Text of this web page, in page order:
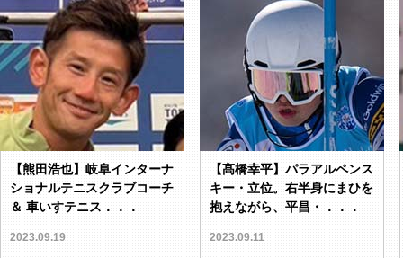
【熊田浩也】岐阜インターナ
ショナルテニスクラブコーチ
＆ 車いすテニス．．．
2023.09.19
【髙橋幸平】パラアルペンス
キー・立位。右半身にまひを
抱えながら、平昌・．．．
2023.09.11